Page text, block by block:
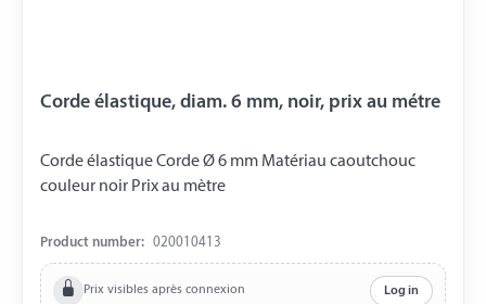
Corde élastique, diam. 6 mm, noir, prix au métre
Corde élastique Corde Ø 6 mm Matériau caoutchouc
couleur noir Prix ​​au mètre
Product number: 020010413
Prix visibles après connexion Log in